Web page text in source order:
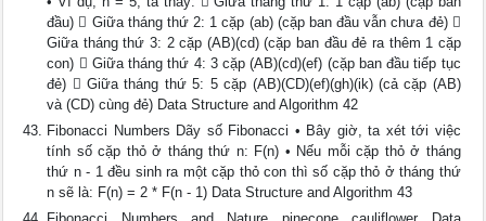
đầu)  Giữa tháng thứ 2: 1 cặp (ab) (cặp ban đầu vẫn chưa đẻ) 
Giữa tháng thứ 3: 2 cặp (AB)(cd) (cặp ban đầu đẻ ra thêm 1 cặp
con)  Giữa tháng thứ 4: 3 cặp (AB)(cd)(ef) (cặp ban đầu tiếp tục
đẻ)  Giữa tháng thứ 5: 5 cặp (AB)(CD)(ef)(gh)(ik) (cả cặp (AB)
và (CD) cùng đẻ) Data Structure and Algorithm 42
Fibonacci Numbers Dãy số Fibonacci • Bây giờ, ta xét tới việc
tính số cặp thỏ ở tháng thứ n: F(n) • Nếu mỗi cặp thỏ ở tháng
thứ n - 1 đều sinh ra một cặp thỏ con thì số cặp thỏ ở tháng thứ
n sẽ là: F(n) = 2 * F(n - 1) Data Structure and Algorithm 43